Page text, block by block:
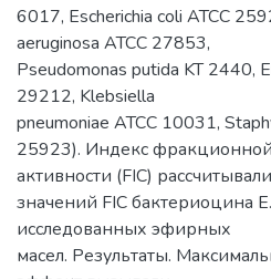
6017, Escherichia coli АТСС
aeruginosa АТСС 27853,
Pseudomonas putida KT 2440,
29212, Klebsiella
pneumoniae АТСС 10031,
25923). Индекс
активности (FIC)
значений FIC бактериоцина
исследованных эфирных
масел. Результаты.